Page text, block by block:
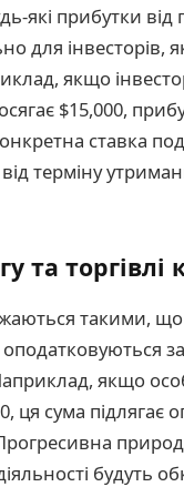
які прибутки
для інвесторів,
якщо інвестор
$15,000,
ставка
терміну
та
такими,
оподатковуються
якщо
ця сума
будуть